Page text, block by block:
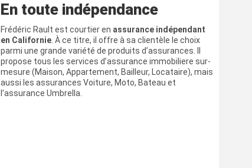
En toute indépendance
Frédéric Rault est courtier en assurance indépendant
en Californie . À ce titre, il offre à sa clientèle le choix
parmi une grande variété de produits d’assurances. Il
propose tous les services d’assurance immobiliere sur-
mesure (Maison, Appartement, Bailleur, Locataire), mais
aussi les assurances Voiture, Moto, Bateau et
l’assurance Umbrella.